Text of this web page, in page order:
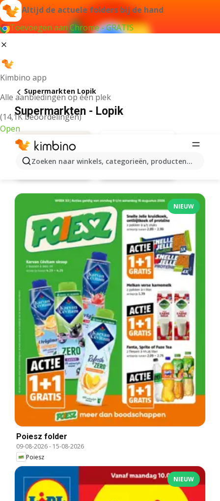
Altijd de actuele folders bij de hand
Toevoegen aan Chrome - GRATIS
Kimbino app
Alle aanbiedingen op één plek
(14,1K beoordelingen)
Open
Zoeken naar winkels, categorieën, producten...
Supermarkten Lopik
Supermarkten - Lopik
NIEUW
Poiesz folder
09-08-2026- 15-08-2026
Poiesz
NIEUW